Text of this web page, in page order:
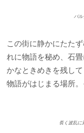
バ
この街に静かにたた
れに物語を秘め、石
かなときめきを残し
物語がはじまる場所
長く波乱